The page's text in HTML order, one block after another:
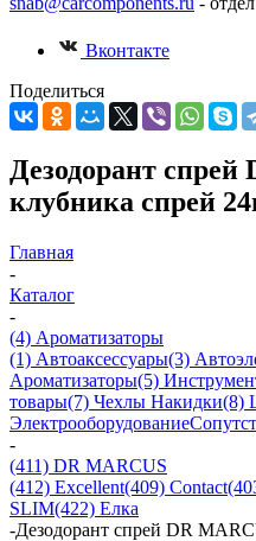
Вконтакте
Поделиться
Дезодорант спрей
клубника спрей
Главная
-
Каталог
-
(4) Ароматизаторы
(1) Автоаксессуары(3)
Ароматизаторы(5)
товары(7) Чехлы Накидки(8)
Электрооборудование
-
(411) DR MARCUS
(412) Excellent(409) Contact
SLIM(422) Елка
-Дезодорант спрей DR